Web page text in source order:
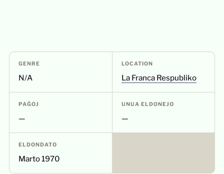
GENRE
N/A
LOCATION
La Franca Respubliko
PAĜOJ
—
UNUA ELDONEJO
—
ELDONDATO
Marto 1970